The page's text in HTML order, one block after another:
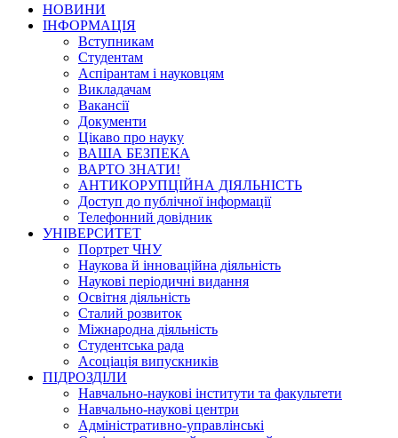
НОВИНИ
ІНФОРМАЦІЯ
Вступникам
Студентам
Аспірантам і науковцям
Викладачам
Вакансії
Документи
Цікаво про науку
ВАША БЕЗПЕКА
ВАРТО ЗНАТИ!
АНТИКОРУПЦІЙНА ДІЯЛЬНІСТЬ
Доступ до публічної інформації
Телефонний довідник
УНІВЕРСИТЕТ
Портрет ЧНУ
Наукова й інноваційна діяльність
Наукові періодичні видання
Освітня діяльність
Сталий розвиток
Міжнародна діяльність
Студентська рада
Асоціація випускників
ПІДРОЗДІЛИ
Навчально-наукові інститути та факультети
Навчально-наукові центри
Адміністративно-управлінські